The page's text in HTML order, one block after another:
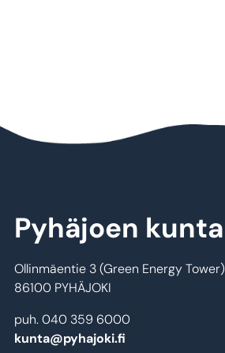
Pyhäjoen kunta
Ollinmäentie 3 (Green Energy Tower)
86100 PYHÄJOKI
puh. 040 359 6000
kunta@pyhajoki.fi